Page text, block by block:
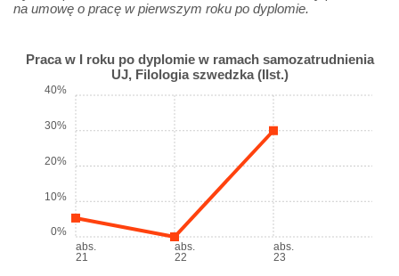
na umowę o pracę w pierwszym roku po dyplomie.
Praca w I roku po dyplomie w ramach samozatrudnienia
UJ, Filologia szwedzka (IIst.)
abs.
21
abs.
22
abs.
23
0%
10%
20%
30%
40%